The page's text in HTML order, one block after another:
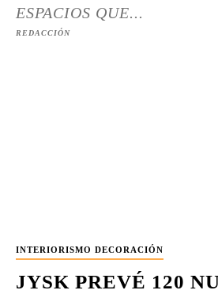
ESPACIOS QUE...
REDACCIÓN
INTERIORISMO DECORACIÓN
JYSK PREVÉ 120